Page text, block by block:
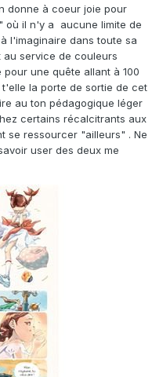
donne à coeur joie pour
où il n'y a aucune limite de
l'imaginaire dans toute sa
au service de couleurs
une quête allant à 100
la porte de sortie de cet
au ton pédagogique léger
certains récalcitrants aux
se ressourcer "ailleurs" . Ne
user des deux me